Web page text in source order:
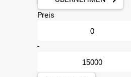
Preis
-